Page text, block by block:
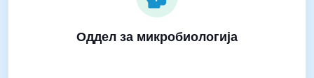
Оддел за микробиологија